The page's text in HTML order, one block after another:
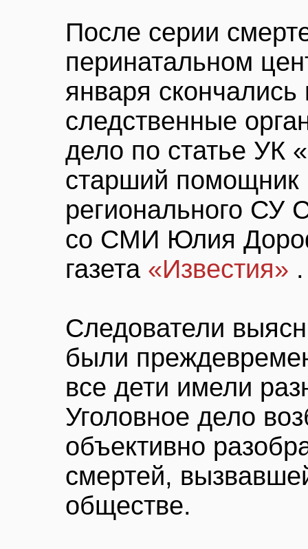
После серии
перинатальном
января
следственные
дело по статье УК
старший помощник
регионального СУ
со СМИ Юлия
газета «Известия» .
Следователи
были
все дети имели
Уголовное дело
объективно
смертей,
обществе.